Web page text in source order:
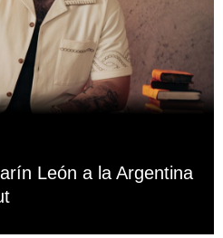
León a la Argentina